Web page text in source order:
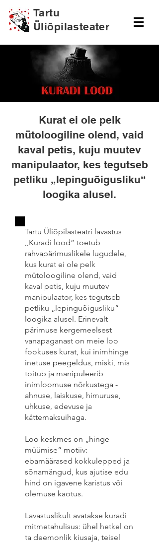
Tartu
Üliõpilasteater
Kurat ei ole pelk
mütoloogiline olend, vaid
kaval petis, kuju muutev
manipulaator, kes tegutseb
petliku „lepinguõigusliku“
loogika alusel.
Tartu Üliõpilasteatri lavastus
,,Kuradi lood” toetub
rahvapärimuslikele lugudele,
kus kurat ei ole pelk
mütoloogiline olend, vaid
kaval petis, kuju muutev
manipulaator, kes tegutseb
petliku „lepinguõigusliku“
loogika alusel. Erinevalt
pärimuse kergemeelsest
vanapaganast on meie loo
fookuses kurat, kui inimhinge
inetuse peegeldus, miski, mis
toitub ja manipuleerib
inimloomuse nõrkustega -
ahnuse, laiskuse, himuruse,
uhkuse, edevuse ja
kättemaksuihaga.
Loo keskmes on „hinge
müümise“ motiiv:
ebamäärased kokkulepped ja
sõnamängud, kus ajutise edu
hind on igavene karistus või
olemuse kaotus.
Lavastuslikult avatakse kuradi
mitmetahulisus: ühel hetkel on
ta deemonlik kiusaja, teisel